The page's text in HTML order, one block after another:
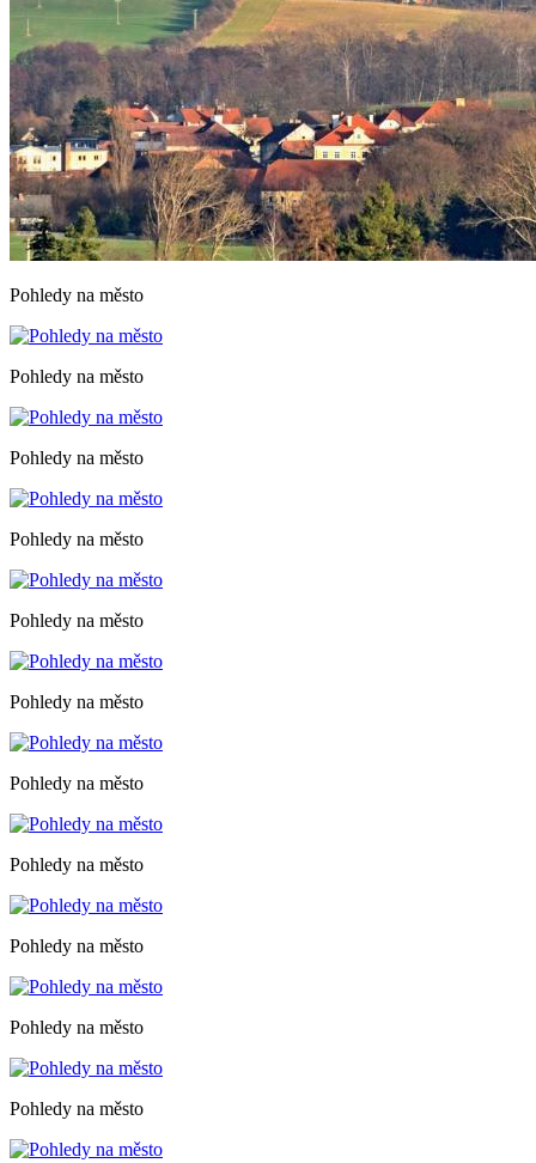
Pohledy na město
Pohledy na město
Pohledy na město
Pohledy na město
Pohledy na město
Pohledy na město
Pohledy na město
Pohledy na město
Pohledy na město
Pohledy na město
Pohledy na město